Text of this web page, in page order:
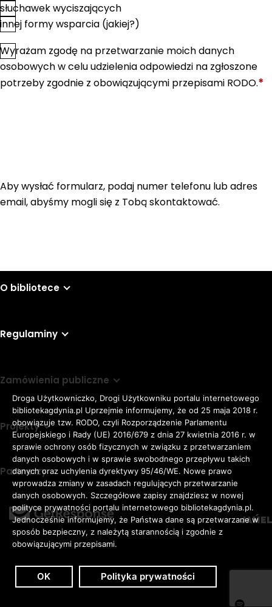
Zaloguj Dostępność
Rozmiar
czcionki
Adomyślna czcionka
Awiększa czcionka
Aduża czcionka
KONTRAST:
ZWIĘKSZ
ODSTĘPY
W
słuchawek wyciszających
innej formy wsparcia (jakiej?)
Zgoda*
Wyrażam zgodę na przetwarzanie moich danych
osobowych w celu udzielenia odpowiedzi na zgłoszone
potrzeby zgodnie z obowiązującymi przepisami RODO.*
Aby wysłać formularz, podaj numer telefonu lub adres
email, abyśmy mogli się z Tobą skontaktować.
O bibliotece
Regulaminy
Zamówienia publiczne
Projekty
Partnerzy
Droga Użytkowniczko, Drogi Użytkowniku portalu internetowego
bibliotekagdynia.pl Uprzejmie informujemy, że od 25 maja 2018 r.
obowiązuje tzw. RODO, czyli Rozporządzenie Parlamentu
Europejskiego i Rady (UE) 2016/679 z dnia 27 kwietnia 2016 r. w
sprawie ochrony osób fizycznych w związku z przetwarzaniem
danych osobowych i w sprawie swobodnego przepływu takich
danych oraz uchylenia dyrektywy 95/46/WE. Nowe prawo
wprowadza zmiany w zasadach regulujących przetwarzanie
danych osobowych. Szczegółowe zapisy znajdziesz w nowej
polityce prywatności portalu internetowego bibliotekagdynia.pl.
Jednocześnie informujemy, że Państwa dane są przetwarzane w
sposób bezpieczny, z należytą starannością i zgodnie z
obowiązującymi przepisami.
OK Polityka prywatności